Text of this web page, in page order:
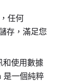
任何
存，滿足您
和使用數據
是一個純粹